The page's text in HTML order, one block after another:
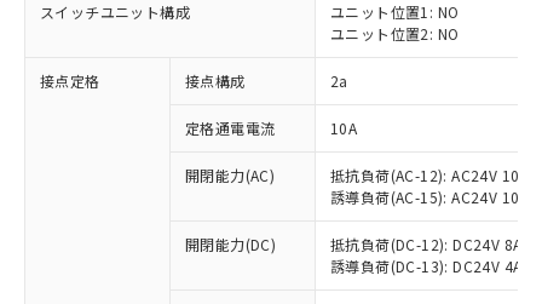
スイッチユニット構成
ユニット位置1: NO
ユニット位置2: NO
接点定格 接点構成 2a
定格通電電流 10A
開閉能力(AC)
抵抗負荷(AC-12): AC24V 10A/
誘導負荷(AC-15): AC24V
開閉能力(DC)
抵抗負荷(DC-12): DC24V 8A/
誘導負荷(DC-13): DC24V 4A/
※1 対応状況
対応済み：EU RoHS指令（10物質）の
非含有に対応した製品が提供可能な商品で
対応予定：EU RoHS指令（10物質）の非含
有に対応した製品に切り替える予定のある